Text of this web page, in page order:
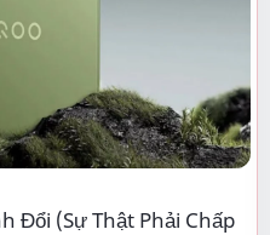
Đổi (Sự Thật Phải Chấp